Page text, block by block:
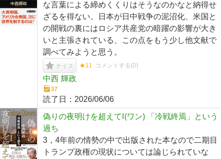
な言葉による締めくくりはそうなのかなと納得せ
ざるを得ない。日本が日中戦争の泥沼化、米国と
の開戦の裏にはロシア共産党の暗躍の影響が大き
いと主張されている、この点をもう少し他文献で
調べてみようと思う。
ナイス ★11 コメントする(0)
中西 輝政
37
読了日： 2026/06/06
偽りの夜明けを超えてⅠ(ワン) 「冷戦終焉」という
過ち
3，4年前の情勢の中で出版された本なので二期目
トランプ政権の現状については論じられていな